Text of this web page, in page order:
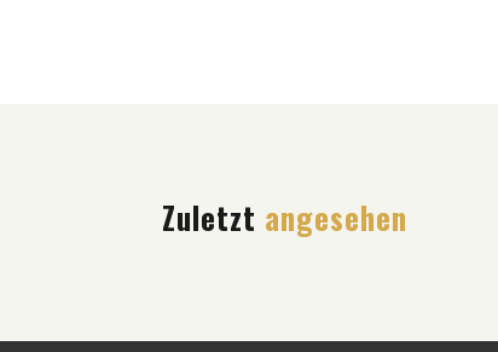
Zuletzt angesehen